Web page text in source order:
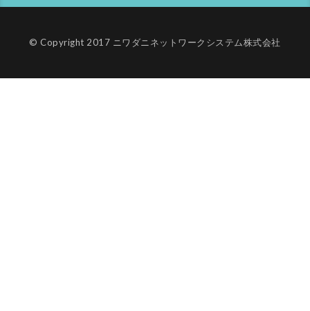
© Copyright 2017 ニワダニネットワークシステム株式会社